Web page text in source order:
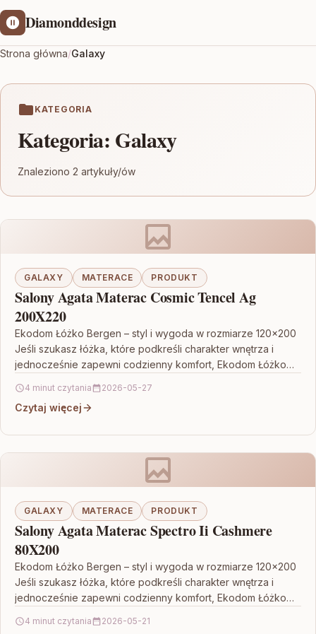
Diamonddesign
Strona główna/Galaxy
KATEGORIA
Kategoria: Galaxy
Znaleziono 2 artykuły/ów
GALAXY MATERACE PRODUKT
Salony Agata Materac Cosmic Tencel Ag
200X220
Ekodom Łóżko Bergen – styl i wygoda w rozmiarze 120×200
Jeśli szukasz łóżka, które podkreśli charakter wnętrza i
jednocześnie zapewni codzienny komfort, Ekodom Łóżko…
4 minut czytania 2026-05-27
Czytaj więcej
GALAXY MATERACE PRODUKT
Salony Agata Materac Spectro Ii Cashmere
80X200
Ekodom Łóżko Bergen – styl i wygoda w rozmiarze 120×200
Jeśli szukasz łóżka, które podkreśli charakter wnętrza i
jednocześnie zapewni codzienny komfort, Ekodom Łóżko…
4 minut czytania 2026-05-21